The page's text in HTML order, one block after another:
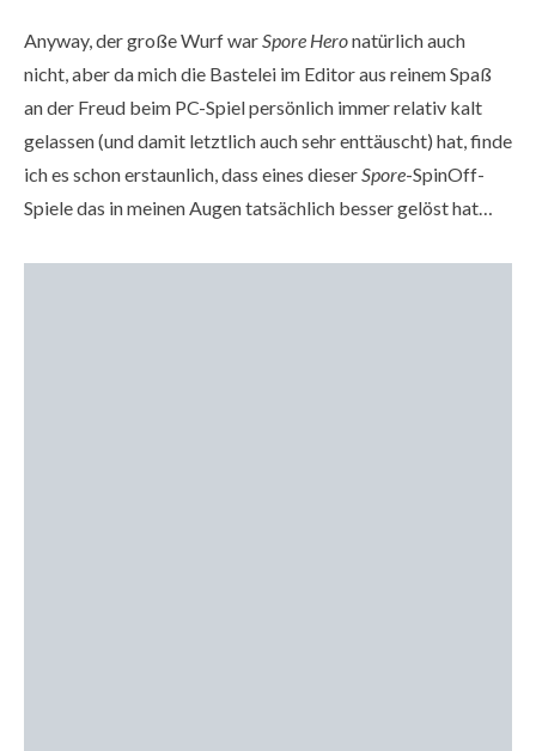
Anyway, der große Wurf warSpore Heronatürlich auch
nicht, aber da mich die Bastelei im Editor aus reinem Spaß
an der Freud beim PC-Spiel persönlich immer relativ kalt
gelassen (und damit letztlich auch sehr enttäuscht) hat, finde
ich es schon erstaunlich, dass eines dieserSpore-SpinOff-
Spiele das in meinen Augen tatsächlich besser gelöst hat…